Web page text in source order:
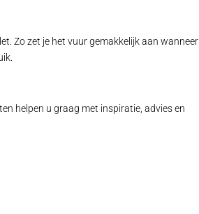
Zo zet je het vuur gemakkelijk aan wanneer
helpen u graag met inspiratie, advies en